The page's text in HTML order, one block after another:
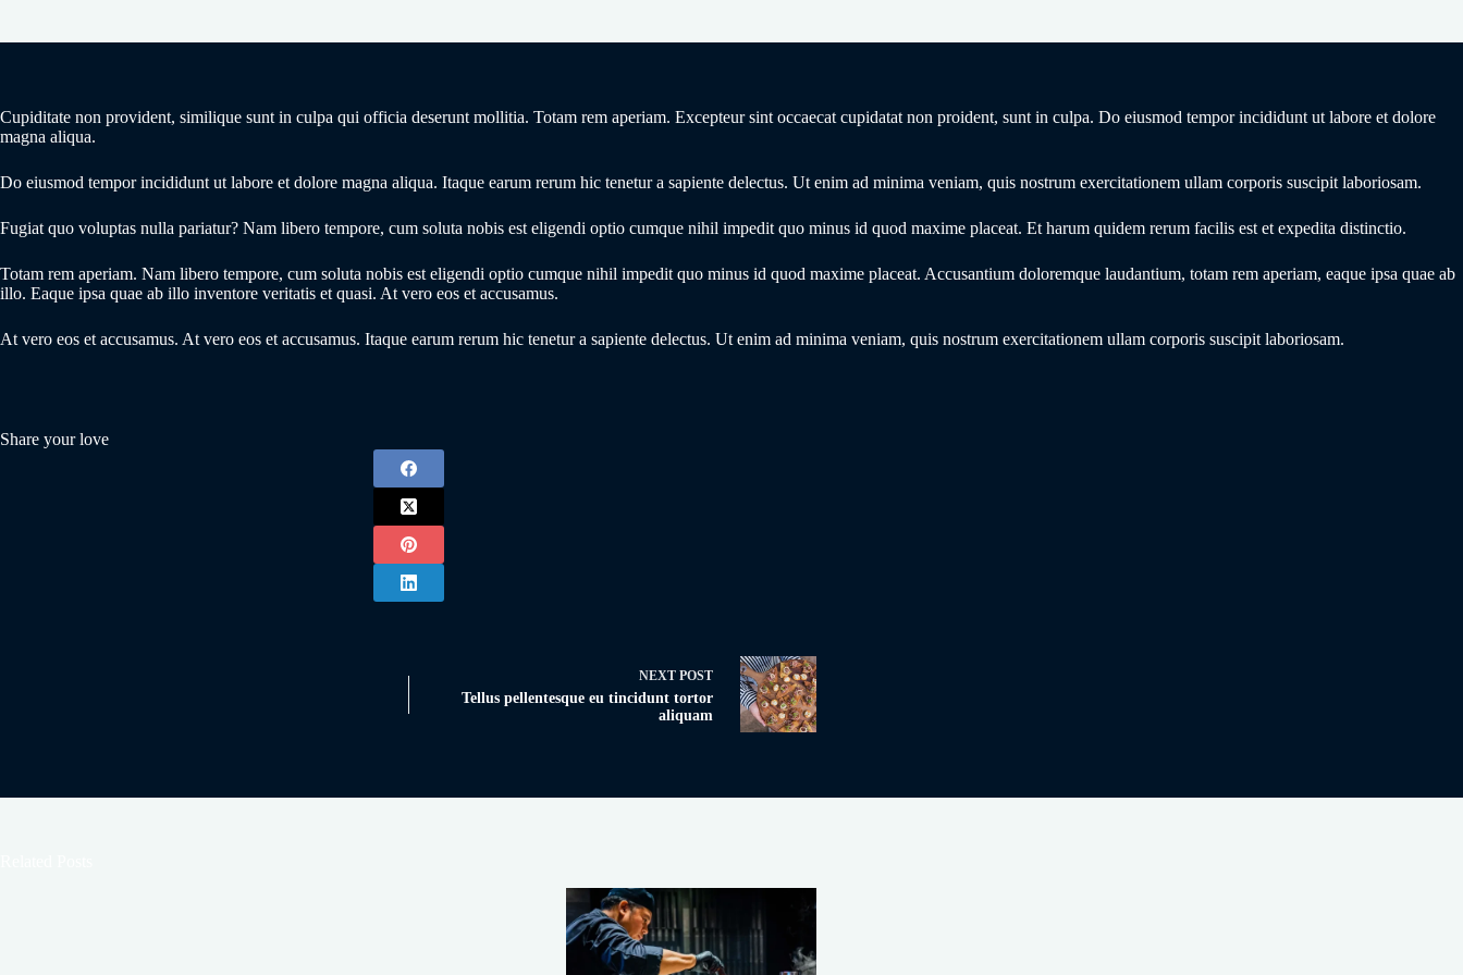
Cupiditate non provident, similique sunt in culpa qui officia deserunt mollitia. Totam rem aperiam. Excepteur sint occaecat cupidatat non proident, sunt in culpa. Do eiusmod tempor incididunt ut labore et dolore
magna aliqua.
Do eiusmod tempor incididunt ut labore et dolore magna aliqua. Itaque earum rerum hic tenetur a sapiente delectus. Ut enim ad minima veniam, quis nostrum exercitationem ullam corporis suscipit laboriosam.
Fugiat quo voluptas nulla pariatur? Nam libero tempore, cum soluta nobis est eligendi optio cumque nihil impedit quo minus id quod maxime placeat. Et harum quidem rerum facilis est et expedita distinctio.
Totam rem aperiam. Nam libero tempore, cum soluta nobis est eligendi optio cumque nihil impedit quo minus id quod maxime placeat. Accusantium doloremque laudantium, totam rem aperiam, eaque ipsa quae ab
illo. Eaque ipsa quae ab illo inventore veritatis et quasi. At vero eos et accusamus.
At vero eos et accusamus. At vero eos et accusamus. Itaque earum rerum hic tenetur a sapiente delectus. Ut enim ad minima veniam, quis nostrum exercitationem ullam corporis suscipit laboriosam.
Share your love
NEXT POST
Tellus pellentesque eu tincidunt tortor
aliquam